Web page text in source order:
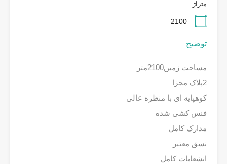
متراژ
2100
توضیح
مساحت زمین2100متر
2پلاک مجزا
کوهپایه ای با منظره عالی
فنس کشی شده
مدارک کامل
نسق معتبر
انشعابات کامل